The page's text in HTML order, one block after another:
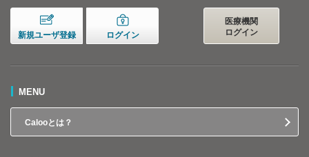
新規ユーザ登録 ログイン
医療機関
ログイン
MENU
Calooとは？